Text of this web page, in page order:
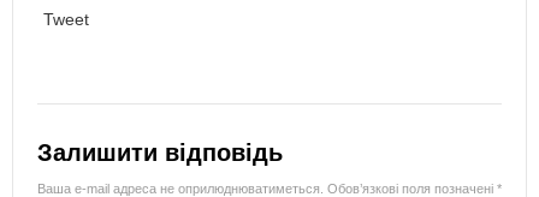
Tweet
Залишити відповідь
Ваша e-mail адреса не оприлюднюватиметься. Обов’язкові поля позначені *